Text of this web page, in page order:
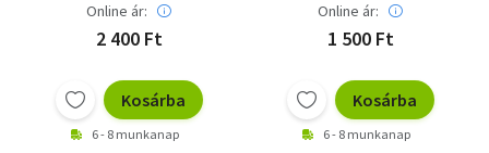
Online ár:
2 400 Ft
Kosárba
6 - 8 munkanap
Online ár:
1 500 Ft
Kosárba
6 - 8 munkanap